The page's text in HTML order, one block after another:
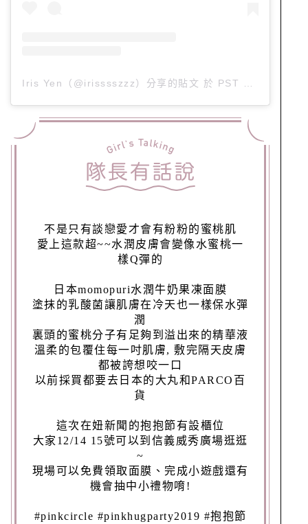
Iris Yen（@irisssszzz）分享的貼文 於 PST 2019 年 12月 月 12 日 上午 5:12
不是只有談戀愛才會有粉粉的蜜桃肌
愛上這款超~~水潤皮膚會變像水蜜桃一
樣Q彈的
日本momopuri水潤牛奶果凍面膜
塗抹的乳酸菌讓肌膚在冷天也一樣保水彈
潤
裏頭的蜜桃分子有足夠到溢出來的精華液
溫柔的包覆住每一吋肌膚, 敷完隔天皮膚
都被誇想咬一口
以前採買都要去日本的大丸和PARCO百
貨
這次在妞新聞的抱抱節有設櫃位
大家12/14 15號可以到信義威秀廣場逛逛
~
現場可以免費領取面膜、完成小遊戲還有
機會抽中小禮物唷!
#pinkcircle #pinkhugparty2019 #抱抱節